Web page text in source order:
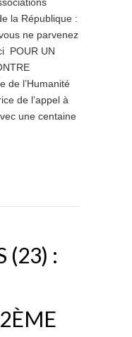
la République :
ne parvenez
POUR UN
de l’Humanité
de l’appel à
une centaine
(23) :